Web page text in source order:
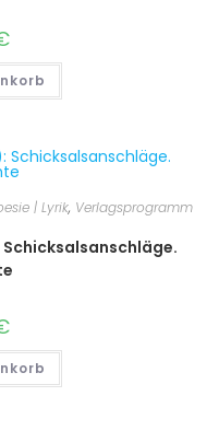
| Lyrik, Verlagsprogramm